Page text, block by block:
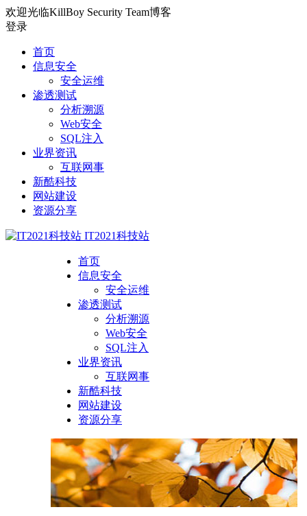
欢迎光临KillBoy Security Team博客
登录
首页
信息安全
安全运维
渗透测试
分析溯源
Web安全
SQL注入
业界资讯
互联网事
新酷科技
网站建设
资源分享
IT2021科技站
首页
信息安全
安全运维
渗透测试
分析溯源
Web安全
SQL注入
业界资讯
互联网事
新酷科技
网站建设
资源分享